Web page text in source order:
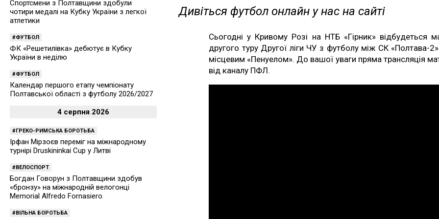
Дивіться футбол онлайн у нас на сайті
Сьогодні у Кривому Розі на НТБ «Гірник» відбудеться
другого туру Другої ліги ЧУ з футболу між СК «Полтава-
місцевим «Пенуелом». До вашої уваги пряма трансляція
від каналу ПФЛ.
Спортсмени з Полтавщини здобули
чотири медалі на Кубку України з легкої
атлетики
ФУТБОЛ
ФК «Решетилівка» дебютує в Кубку
України в неділю
ФУТБОЛ
Календар першого етапу чемпіонату
Полтавської області з футболу 2026/2027
4 серпня 2026
ГРЕКО-РИМСЬКА БОРОТЬБА
Ірфан Мірзоєв переміг на міжнародному
турнірі Druskininkai Cup у Литві
ВЕЛОСПОРТ
Богдан Говорун з Полтавщини здобув
«бронзу» на міжнародній велогонці
Memorial Alfredo Fornasiero
ВІЛЬНА БОРОТЬБА